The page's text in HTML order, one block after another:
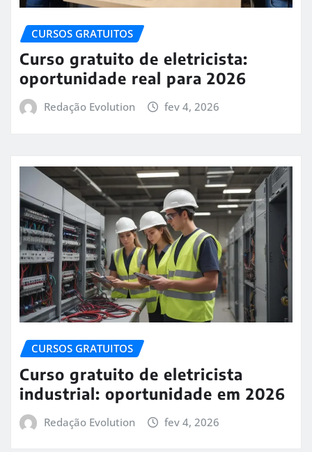
CURSOS GRATUITOS
Curso gratuito de eletricista:
oportunidade real para 2026
Redação Evolution fev 4, 2026
CURSOS GRATUITOS
Curso gratuito de eletricista
industrial: oportunidade em 2026
Redação Evolution fev 4, 2026